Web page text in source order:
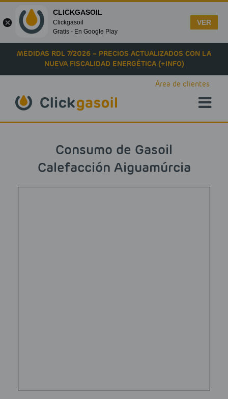
Skip to main content
MEDIDAS RDL 7/2026 – PRECIOS ACTUALIZADOS CON LA
NUEVA FISCALIDAD ENERGÉTICA (+INFO)
Área de clientes
Consumo de Gasoil
Calefacción Aiguamúrcia
CLICKGASOIL
Clickgasoil
Gratis - En Google Play
VER